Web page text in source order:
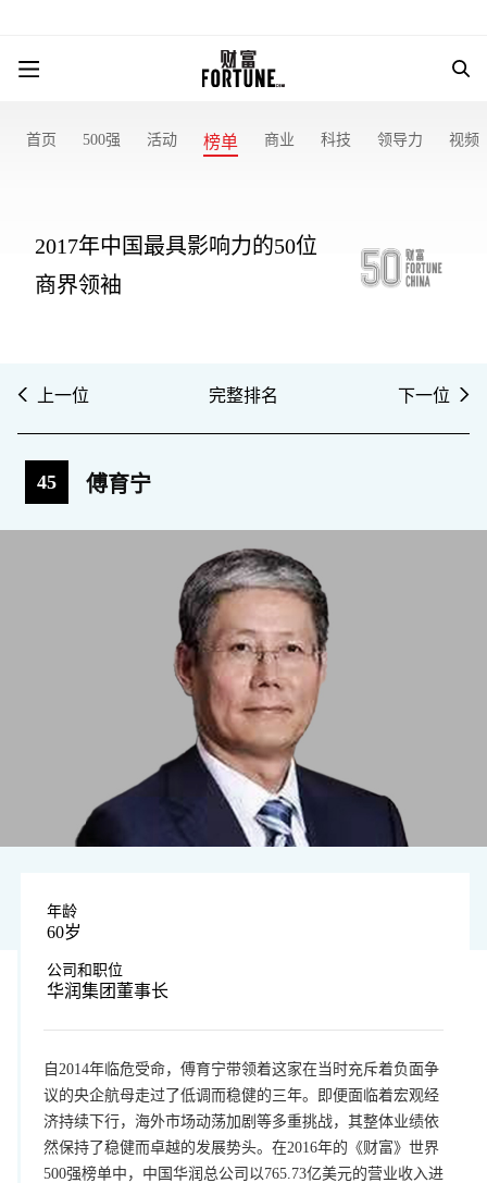
首页 500强 活动 榜单 商业 科技 领导力 视频
2017年中国最具影响力的50位
商界领袖
上一位 完整排名 下一位
45 傅育宁
年龄
60岁
公司和职位
华润集团董事长
自2014年临危受命，傅育宁带领着这家在当时充斥着负面争
议的央企航母走过了低调而稳健的三年。即便面临着宏观经
济持续下行，海外市场动荡加剧等多重挑战，其整体业绩依
然保持了稳健而卓越的发展势头。在2016年的《财富》世界
500强榜单中，中国华润总公司以765.73亿美元的营业收入进